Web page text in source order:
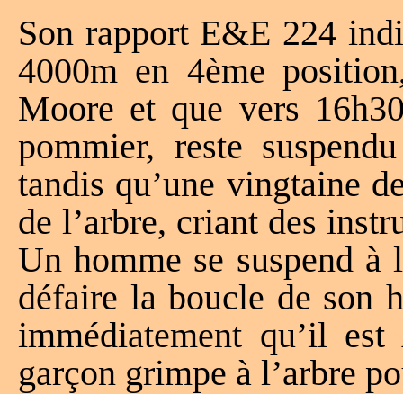
Son rapport E&E 224
4000m en 4ème
Moore et que vers
pommier, reste
tandis qu’une vingtaine
de l’arbre, criant des
Un homme se suspend
défaire la boucle de son
immédiatement qu’il
garçon grimpe à l’arbre